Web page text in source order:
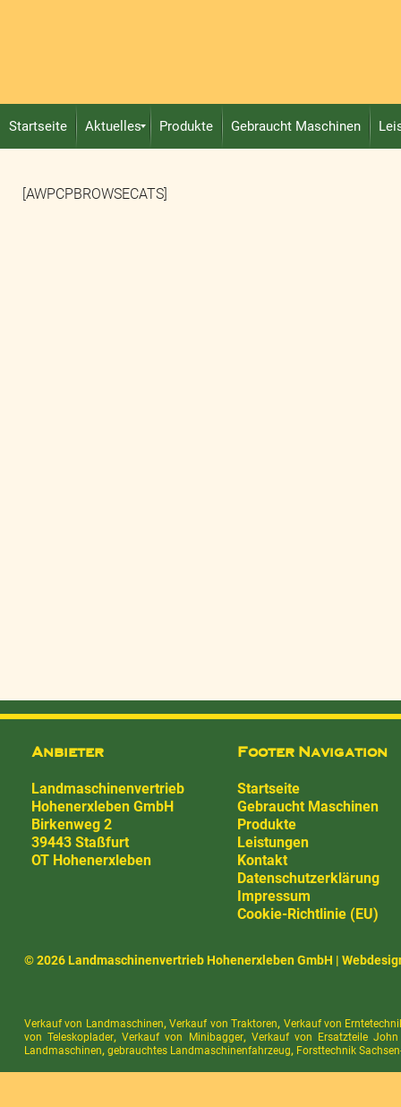
Startseite Aktuelles Produkte Gebraucht Maschinen
[AWPCPBROWSECATS]
Anbieter
Landmaschinenvertrieb
Hohenerxleben GmbH
Birkenweg 2
39443 Staßfurt
OT Hohenerxleben
Footer Navigation
Startseite
Gebraucht Maschinen
Produkte
Leistungen
Kontakt
Datenschutzerklärung
Impressum
Cookie-Richtlinie (EU)
© 2026 Landmaschinenvertrieb Hohenerxleben GmbH |
Verkauf von Landmaschinen,Verkauf von Traktoren, Verkauf von
von Teleskoplader,Verkauf von Minibagger, Verkauf von Ersatzteile John
Landmaschinen, gebrauchtes Landmaschinenfahrzeug, Forsttechnik